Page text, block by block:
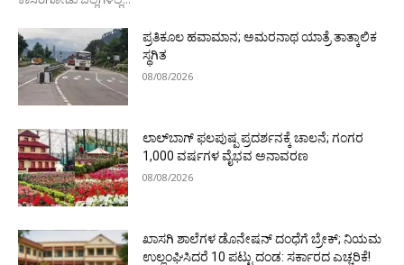
ಪ್ರತಿಕೂಲ ಹವಾಮಾನ; ಅಮರನಾಥ ಯಾತ್ರೆ ತಾತ್ಕಾಲಿಕ
ಸ್ಥಗಿತ
08/08/2026
ಲಾಲ್‌ಬಾಗ್ ಫಲಪುಷ್ಪ ಪ್ರದರ್ಶನಕ್ಕೆ ಚಾಲನೆ; ಗಂಗರ
1,000 ವರ್ಷಗಳ ವೈಭವ ಅನಾವರಣ
08/08/2026
ಖಾಸಗಿ ಶಾಲೆಗಳ ಡೊನೇಷನ್ ದಂಧೆಗೆ ಬ್ರೇಕ್; ನಿಯಮ
ಉಲ್ಲಂಘಿಸಿದರೆ 10 ಪಟ್ಟು ದಂಡ: ಸರ್ಕಾರದ ಎಚ್ಚರಿಕೆ!